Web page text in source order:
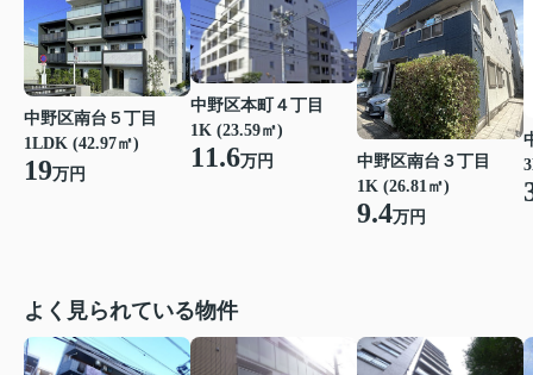
中野区南台５丁目
1LDK (42.97㎡)
19万円
中野区本町４丁目
1K (23.59㎡)
11.6万円
中野区南台３丁目
1K (26.81㎡)
9.4万円
よく見られている物件